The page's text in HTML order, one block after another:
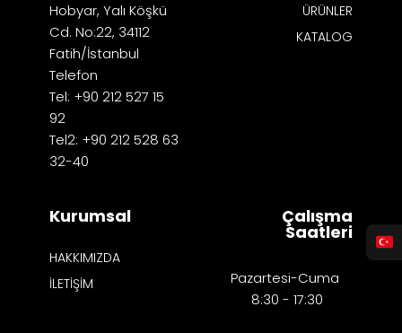
Hobyar, Yalı Köşkü
Cd. No:22, 34112
Fatih/İstanbul
Telefon
Tel: +90 212 527 15
92
Tel2: +90 212 528 63
32-40
ÜRÜNLER
KATALOG
Kurumsal
HAKKIMIZDA
İLETİŞİM
Çalışma
Saatleri
Pazartesi-Cuma
8:30 - 17:30​​